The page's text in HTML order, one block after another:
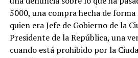
5000, una compra hecha de
quien era Jefe de Gobierno de la
Presidente de la República, una
cuando está prohibido por la